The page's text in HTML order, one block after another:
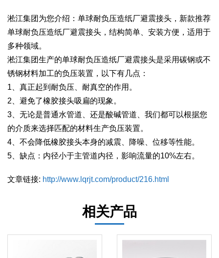
淞江集团为您介绍：单球耐负压造纸厂避震接头，新款推荐
单球耐负压造纸厂避震接头，结构简单、安装方便，适用于
多种领域。
淞江集团生产的单球耐负压造纸厂避震接头是采用碳钢或不
锈钢材料加工的负压装置，以下有几点：
1、真正起到耐负压、耐真空的作用。
2、避免了橡胶接头吸扁的现象。
3、无论是普通水管道、还是酸碱管道、我们都可以根据您
的介质来选择匹配的材料生产负压装置。
4、不会降低橡胶接头本身的减震、降噪、位移等性能。
5、缺点：内径小于主管道内径，影响流量的10%左右。
文章链接: http://www.lqrjt.com/product/216.html
相关产品